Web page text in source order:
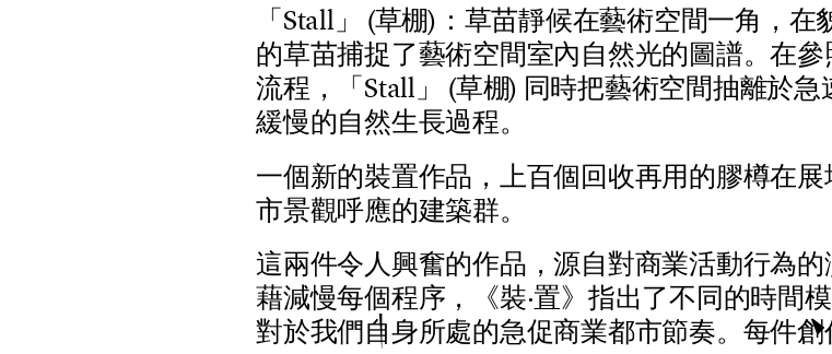
「Stall」 (草棚) ： 草苗靜候在藝術空間一角 ， 在
的草苗捕捉了藝術空間室內自然光的圖譜。在參
流程 ， 「Stall」 (草棚) 同時把藝術空間抽離於急
緩慢的自然生長過程。
一個新的裝置作品 ， 上百個回收再用的膠樽在展
市景觀呼應的建築群。
這兩件令人興奮的作品 ，源自對商業活動行為的
藉減慢每個程序 ， 《裝‧置》 指出了不同的時間模
對於我們自身所處的急促商業都市節奏。 每件創